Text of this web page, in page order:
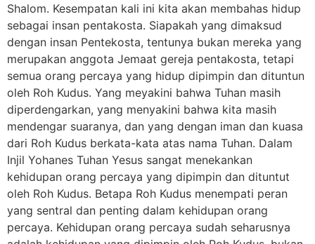
Shalom. Kesempatan kali ini kita akan membahas hidup
sebagai insan pentakosta. Siapakah yang dimaksud
dengan insan Pentekosta, tentunya bukan mereka yang
merupakan anggota Jemaat gereja pentakosta, tetapi
semua orang percaya yang hidup dipimpin dan dituntun
oleh Roh Kudus. Yang meyakini bahwa Tuhan masih
diperdengarkan, yang menyakini bahwa kita masih
mendengar suaranya, dan yang dengan iman dan kuasa
dari Roh Kudus berkata-kata atas nama Tuhan. Dalam
Injil Yohanes Tuhan Yesus sangat menekankan
kehidupan orang percaya yang dipimpin dan dituntut
oleh Roh Kudus. Betapa Roh Kudus menempati peran
yang sentral dan penting dalam kehidupan orang
percaya. Kehidupan orang percaya sudah seharusnya